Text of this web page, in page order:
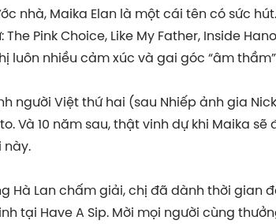
nhà, Maika Elan là một cái tên có sức
Pink Choice, Like My Father, Inside
luôn nhiều cảm xúc và gai góc “âm
người Việt thứ hai (sau Nhiếp ảnh gia
Và 10 năm sau, thật vinh dự khi Maika sẽ
này.
Hà Lan chấm giải, chị đã dành thời gian
tại Have A Sip. Mời mọi người cùng